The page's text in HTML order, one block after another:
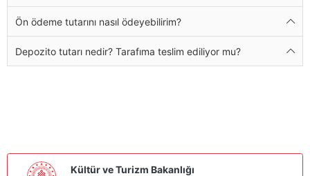
Ön ödeme tutarını nasıl ödeyebilirim?
Depozito tutarı nedir? Tarafıma teslim ediliyor mu?
Kültür ve Turizm Bakanlığı